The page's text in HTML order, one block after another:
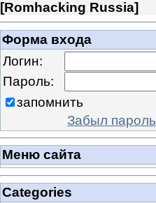
[Romhacking Russia]
Форма входа
Логин:
Пароль:
запомнить
Забыл пароль
Меню сайта
Categories